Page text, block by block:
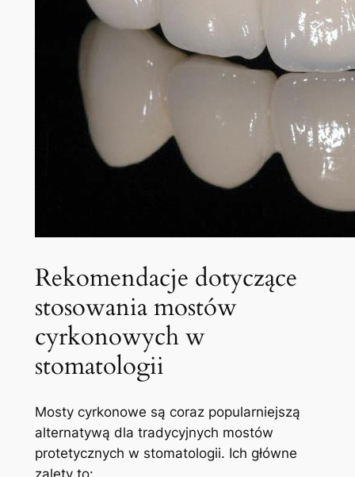
Rekomendacje dotyczące
stosowania mostów
cyrkonowych w
stomatologii
Mosty cyrkonowe są coraz popularniejszą
alternatywą dla tradycyjnych mostów
protetycznych w stomatologii. Ich główne
zalety to: